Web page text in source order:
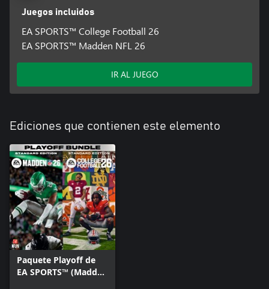
Juegos incluidos
EA SPORTS™ College Football 26
EA SPORTS™ Madden NFL 26
IR AL JUEGO
Ediciones que contienen este elemento
Paquete Playoff de
EA SPORTS™ (Madden